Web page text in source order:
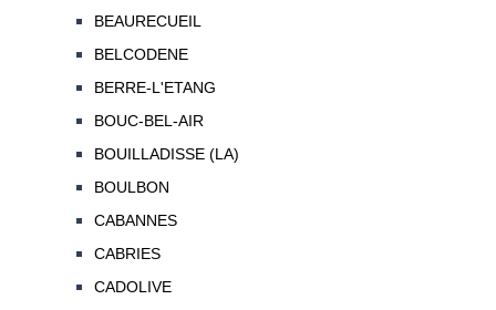
BEAURECUEIL
BELCODENE
BERRE-L'ETANG
BOUC-BEL-AIR
BOUILLADISSE (LA)
BOULBON
CABANNES
CABRIES
CADOLIVE